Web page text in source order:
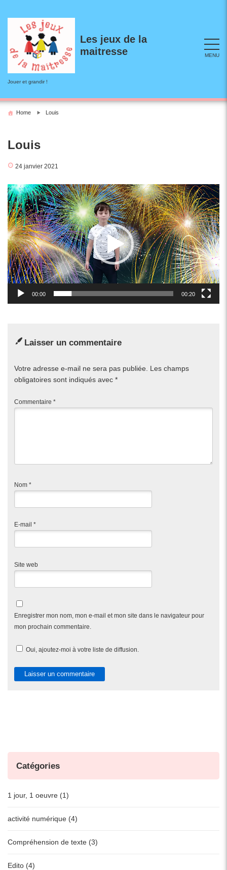
content
Les jeux de la
maitresse
Jouer et grandir !
MENU
Home Louis
Louis
24 janvier 2021
Lecteur
vidéo
00:00 00:20
Laisser un commentaire
Votre adresse e-mail ne sera pas publiée.
Les champs
obligatoires sont indiqués avec *
Commentaire *
Nom *
E-mail *
Site web
Enregistrer mon nom, mon e-mail et mon site dans le navigateur pour
mon prochain commentaire.
Oui, ajoutez-moi à votre liste de diffusion.
Catégories
1 jour, 1 oeuvre (1)
activité numérique (4)
Compréhension de texte (3)
Edito (4)